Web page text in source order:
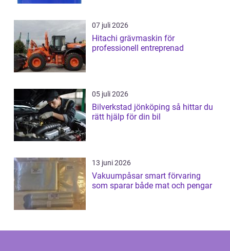
07 juli 2026
Hitachi grävmaskin för
professionell entreprenad
05 juli 2026
Bilverkstad jönköping så hittar du
rätt hjälp för din bil
13 juni 2026
Vakuumpåsar smart förvaring
som sparar både mat och pengar